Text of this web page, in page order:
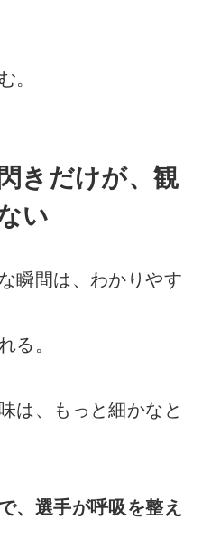
。
きだけが、観
い
瞬間は、わかりやす
る。
は、もっと細かなと
、選手が呼吸を整え